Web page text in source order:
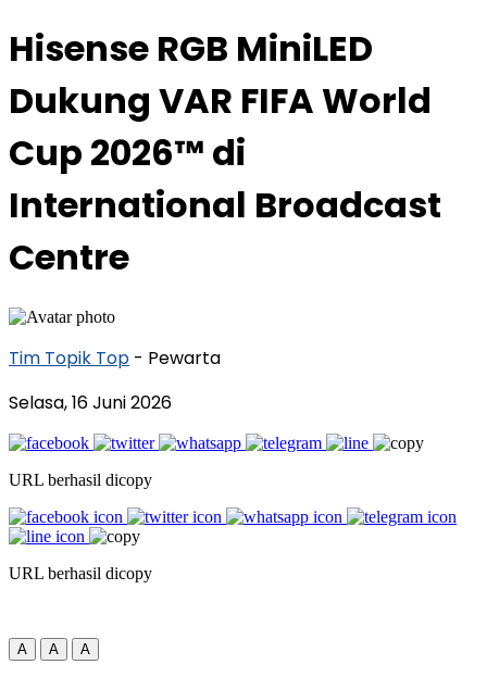
Hisense RGB MiniLED
Dukung VAR FIFA World
Cup 2026™ di
International Broadcast
Centre
Tim Topik Top - Pewarta
Selasa, 16 Juni 2026
URL berhasil dicopy
URL berhasil dicopy
A A A